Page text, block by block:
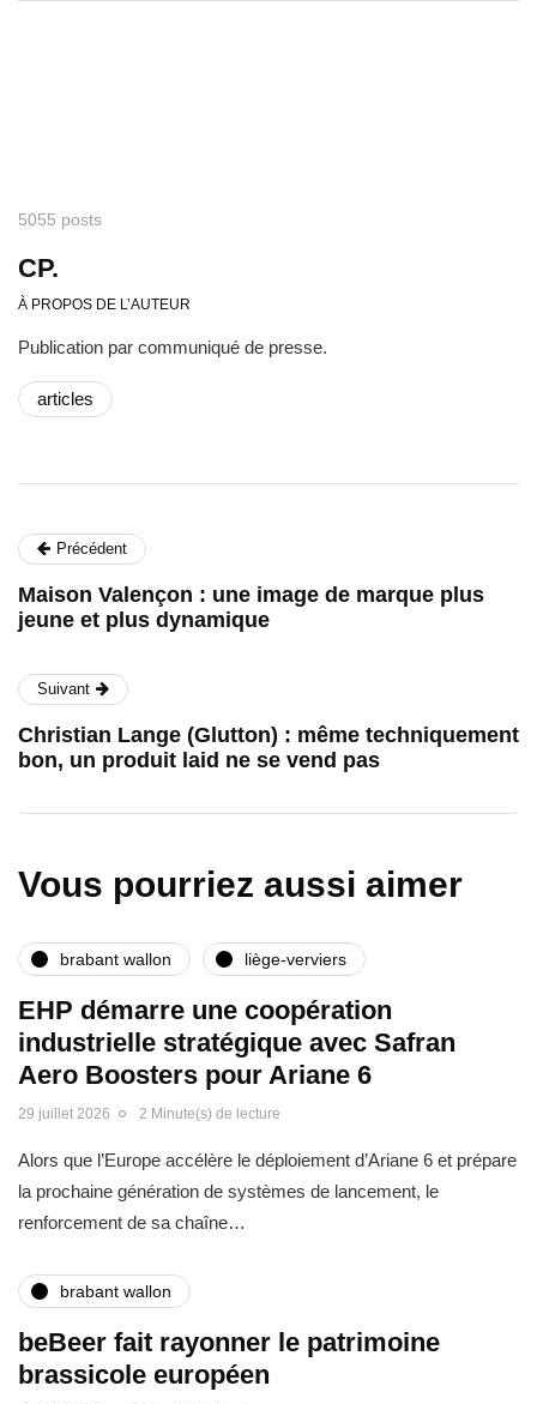
5055 posts
CP.
À PROPOS DE L’AUTEUR
Publication par communiqué de presse.
articles
Précédent
Maison Valençon : une image de marque plus
jeune et plus dynamique
Suivant
Christian Lange (Glutton) : même techniquement
bon, un produit laid ne se vend pas
Vous pourriez aussi aimer
brabant wallon liège-verviers
EHP démarre une coopération
industrielle stratégique avec Safran
Aero Boosters pour Ariane 6
29 juillet 2026 2 Minute(s) de lecture
Alors que l’Europe accélère le déploiement d’Ariane 6 et prépare
la prochaine génération de systèmes de lancement, le
renforcement de sa chaîne…
brabant wallon
beBeer fait rayonner le patrimoine
brassicole européen